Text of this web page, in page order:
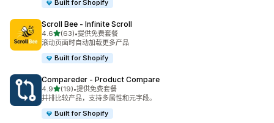
Built for Shopify
Scroll Bee ‑ Infinite Scroll
4.6星（满分 5 星）
(63)
总共 63 条评论
•提供免费套餐
滚动页面时自动加载更多产品
Built for Shopify
Compareder ‑ Product Compare
4.9星（满分 5 星）
(19)
总共 19 条评论
•提供免费套餐
并排比较产品，支持多属性和元字段。
Built for Shopify